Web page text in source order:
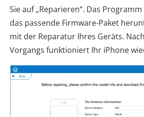
Sie auf „Reparieren“. Das
das passende Firmware-Paket
mit der Reparatur Ihres Geräts.
Vorgangs funktioniert Ihr iPhone